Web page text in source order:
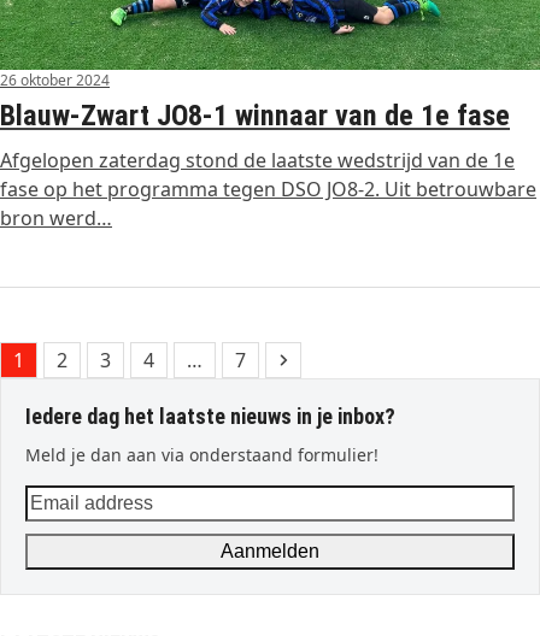
26 oktober 2024
Blauw-Zwart JO8-1 winnaar van de 1e fase
Afgelopen zaterdag stond de laatste wedstrijd van de 1e
fase op het programma tegen DSO JO8-2. Uit betrouwbare
bron werd…
Page
1 Page
2 Page
3 Page
4 … Page
7 Next
Iedere dag het laatste nieuws in je inbox?
Meld je dan aan via onderstaand formulier!
Email
address
Aanmelden